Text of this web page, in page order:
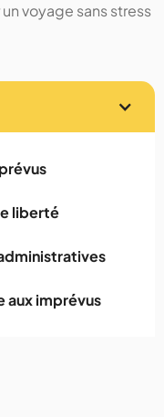
voyage sans stress
liberté
aux imprévus